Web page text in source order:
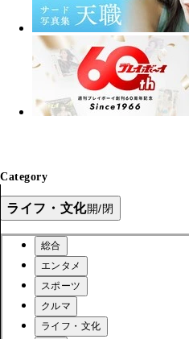
Category
ライフ・文化開/閉
総合
エンタメ
スポーツ
クルマ
ライフ・文化